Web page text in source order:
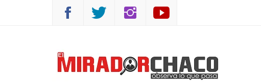
EL MIRADOR CHACO